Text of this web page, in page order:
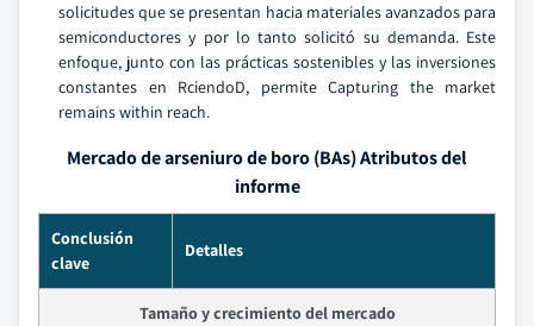
solicitudes que se presentan hacia materiales avanzados para
semiconductores y por lo tanto solicitó su demanda. Este
enfoque, junto con las prácticas sostenibles y las inversiones
constantes en RciendoD, permite Capturing the market
remains within reach.
Mercado de arseniuro de boro (BAs) Atributos del
informe
Conclusión
clave
Detalles
Tamaño y crecimiento del mercado